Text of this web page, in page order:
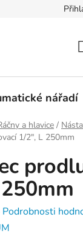
Doprava a platba
nářadí
a hlavice /
1/2", L 250mm
Podrobnosti